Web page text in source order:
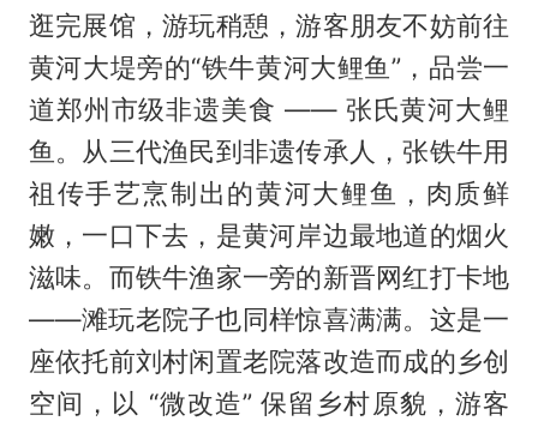
逛完展馆，游玩稍憩，游客朋友不妨前往
黄河大堤旁的“铁牛黄河大鲤鱼”，品尝一
道郑州市级非遗美食 —— 张氏黄河大鲤
鱼。从三代渔民到非遗传承人，张铁牛用
祖传手艺烹制出的黄河大鲤鱼，肉质鲜
嫩，一口下去，是黄河岸边最地道的烟火
滋味。而铁牛渔家一旁的新晋网红打卡地
——滩玩老院子也同样惊喜满满。这是一
座依托前刘村闲置老院落改造而成的乡创
空间，以 “微改造” 保留乡村原貌，游客